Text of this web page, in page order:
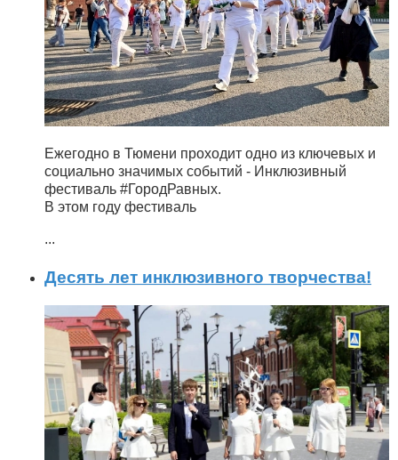
Ежегодно в Тюмени проходит одно из ключевых и
социально значимых событий - Инклюзивный
фестиваль #ГородРавных.
В этом году фестиваль
...
Десять лет инклюзивного творчества!